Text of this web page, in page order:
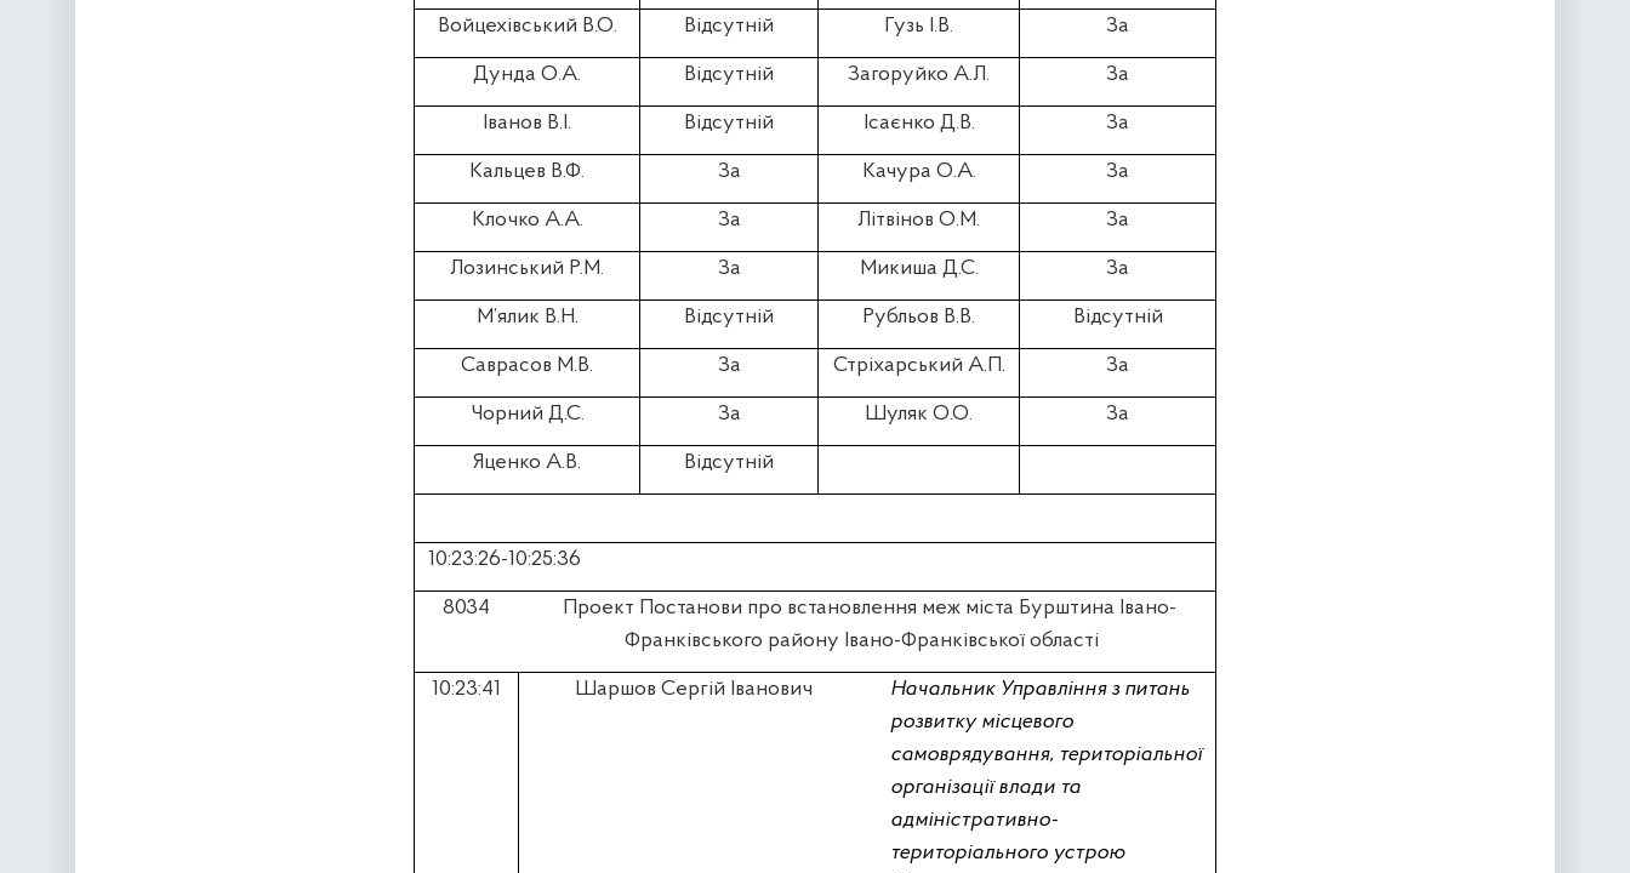
Войцехівський В.О. Відсутній Гузь І.В. За
Дунда О.А. Відсутній Загоруйко А.Л. За
Іванов В.І. Відсутній Ісаєнко Д.В. За
Кальцев В.Ф. За Качура О.А. За
Клочко А.А. За Літвінов О.М. За
Лозинський Р.М. За Микиша Д.С. За
М’ялик В.Н. Відсутній Рубльов В.В. Відсутній
Саврасов М.В. За Стріхарський А.П. За
Чорний Д.С. За Шуляк О.О. За
Яценко А.В. Відсутній
10:23:26-10:25:36
8034
Проект Постанови про встановлення меж міста Бурштина Івано-
Франківського району Івано-Франківської області
10:23:41 Шаршов Сергій Іванович Начальник Управління з питань
розвитку місцевого
самоврядування, територіальної
організації влади та
адміністративно-
територіального устрою